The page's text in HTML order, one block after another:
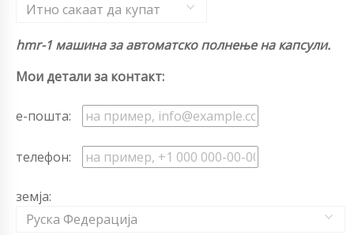
Итно сакаат да купат
hmr-1 машина за автоматско полнење на капсули.
Мои детали за контакт:
е-пошта:
телефон:
земја:
Руска Федерација